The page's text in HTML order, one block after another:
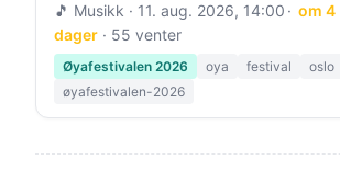
🎵 Musikk · 11. aug. 2026, 14:00
om 4
dager · 55 venter
Øyafestivalen 2026 oya festival
oslo
øyafestivalen-2026